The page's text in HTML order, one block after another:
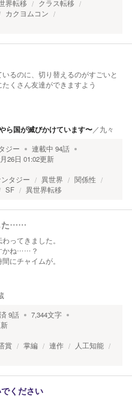
界転移
クラス転移
カクヨムコン
るのに、切り替えるのがすごいと
くさん友達ができますよう
ら国が滅びかけています〜／九々
ジー 連載中 94話
26日 01:02更新
タジー 異世界
関係性
SF 異世界転移
た……
ってきました。
かね……？
にチャイムが。
9話 7,344文字
賞 掌編 連作
人工知能
ください